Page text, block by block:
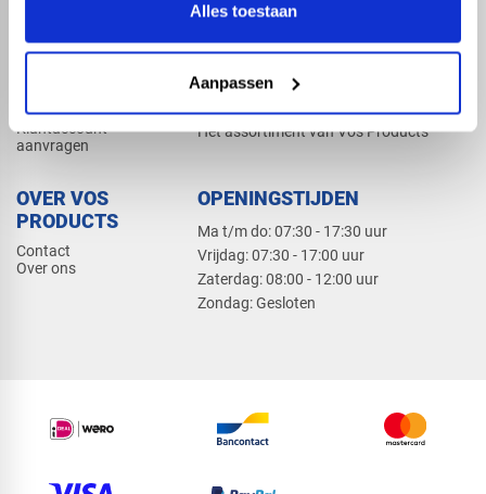
Alles toestaan
Aanpassen
Dak en gevel
Klantaccount
aanvragen
PRODUCTCATALOGUS 2026
Het assortiment van Vos Products
OVER VOS
PRODUCTS
Contact
Over ons
OPENINGSTIJDEN
Ma t/m do: 07:30 - 17:30 uur
​Vrijdag: 07:30 - 17:00 uur
​Zaterdag: 08:00 - 12:00 uur
​Zondag: Gesloten